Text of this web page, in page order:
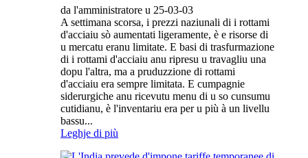
da l'amministratore u 25-03-03
A settimana scorsa, i prezzi naziunali di i rottami
d'acciaiu sò aumentati ligeramente, è e risorse di
u mercatu eranu limitate. E basi di trasfurmazione
di i rottami d'acciaiu anu ripresu u travagliu una
dopu l'altra, ma a pruduzzione di rottami
d'acciaiu era sempre limitata. E cumpagnie
siderurgiche anu ricevutu menu di u so cunsumu
cutidianu, è l'inventariu era per u più à un livellu
bassu...
Leghje di più